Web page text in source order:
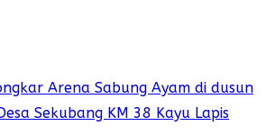
Arena Sabung Ayam di dusun
Sekubang KM 38 Kayu Lapis